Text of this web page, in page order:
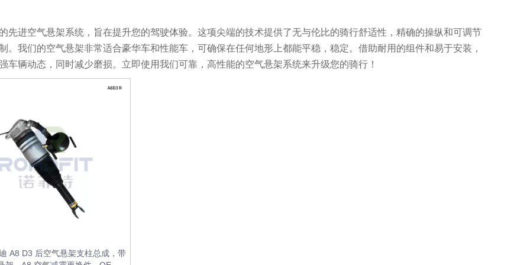
先进空气悬架系统，旨在提升您的驾驶体验。这项尖端的技术提供了无与伦比的骑行舒适性，精确的操纵和可调节
。我们的空气悬架非常适合豪华车和性能车，可确保在任何地形上都能平稳，稳定。借助耐用的组件和易于安装，
车辆动态，同时减少磨损。立即使用我们可靠，高性能的空气悬架系统来升级您的骑行！
A8 D3 后空气悬架支柱总成，带